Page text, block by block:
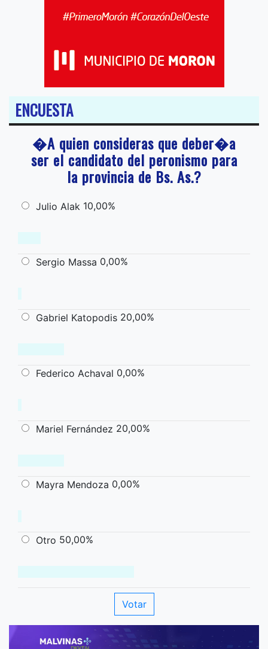
ENCUESTA
�A quien consideras que deber�a
ser el candidato del peronismo para
la provincia de Bs. As.?
Julio Alak 10,00%
Sergio Massa 0,00%
Gabriel Katopodis 20,00%
Federico Achaval 0,00%
Mariel Fernández 20,00%
Mayra Mendoza 0,00%
Otro 50,00%